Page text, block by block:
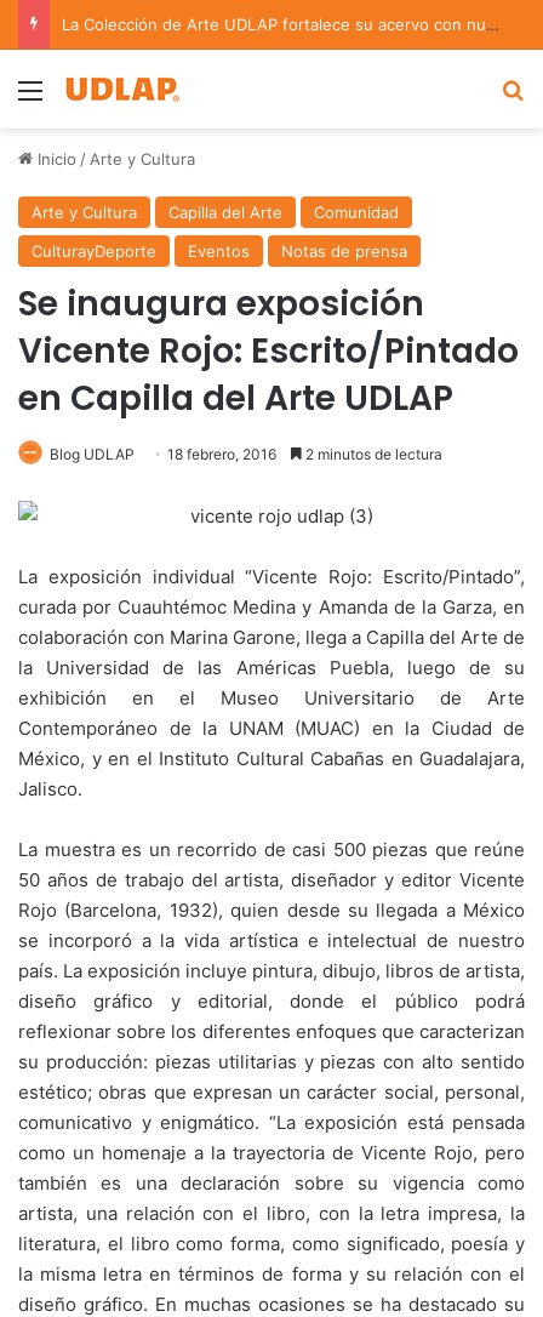
La Colección de Arte UDLAP fortalece su acervo con nuevas obras de artistas emergentes y consolidados
Menu
Inicio / Arte y Cultura
Arte y Cultura Capilla del Arte
Comunidad
CulturayDeporte
Eventos Notas de prensa
Se inaugura exposición
Vicente Rojo: Escrito/Pintado
en Capilla del Arte UDLAP
Blog UDLAP 18 febrero, 2016 2 minutos de lectura
La exposición individual “Vicente Rojo: Escrito/Pintado”,
curada por Cuauhtémoc Medina y Amanda de la Garza, en
colaboración con Marina Garone, llega a Capilla del Arte de
la Universidad de las Américas Puebla, luego de su
exhibición en el Museo Universitario de Arte
Contemporáneo de la UNAM (MUAC) en la Ciudad de
México, y en el Instituto Cultural Cabañas en Guadalajara,
Jalisco.
La muestra es un recorrido de casi 500 piezas que reúne
50 años de trabajo del artista, diseñador y editor Vicente
Rojo (Barcelona, 1932), quien desde su llegada a México
se incorporó a la vida artística e intelectual de nuestro
país. La exposición incluye pintura, dibujo, libros de artista,
diseño gráfico y editorial, donde el público podrá
reflexionar sobre los diferentes enfoques que caracterizan
su producción: piezas utilitarias y piezas con alto sentido
estético; obras que expresan un carácter social, personal,
comunicativo y enigmático. “La exposición está pensada
como un homenaje a la trayectoria de Vicente Rojo, pero
también es una declaración sobre su vigencia como
artista, una relación con el libro, con la letra impresa, la
literatura, el libro como forma, como significado, poesía y
la misma letra en términos de forma y su relación con el
diseño gráfico. En muchas ocasiones se ha destacado su